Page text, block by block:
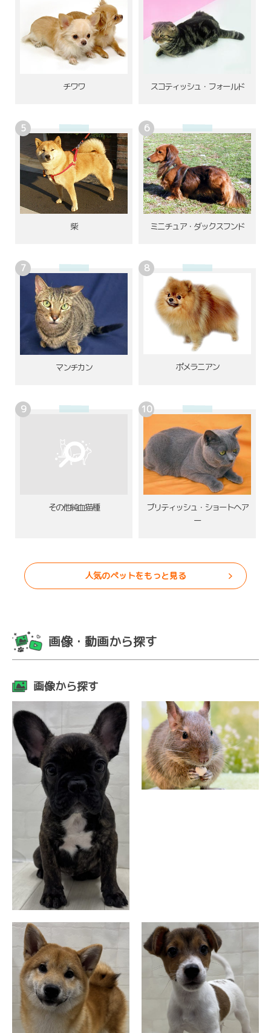
チワワ スコティッシュ・フォールド
柴 ミニチュア・ダックスフンド
マンチカン ポメラニアン
その他純血猫種
ブリティッシュ・ショートヘア
ー
人気のペットをもっと見る
画像・動画から探す
画像から探す